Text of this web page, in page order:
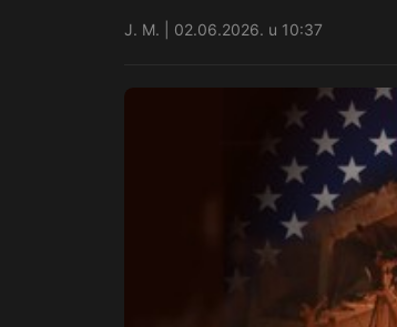
J. M. | 02.06.2026. u 10:37